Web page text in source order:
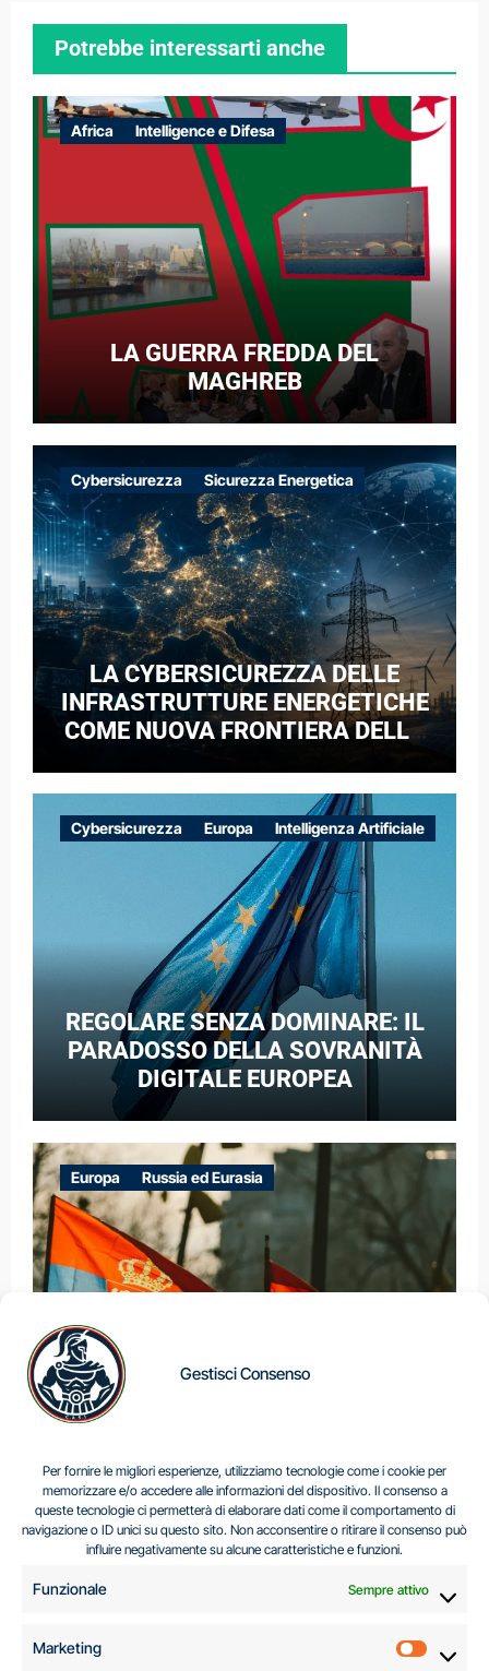
Gestisci Consenso
Per fornire le migliori esperienze, utilizziamo tecnologie come i cookie per
memorizzare e/o accedere alle informazioni del dispositivo. Il consenso a
queste tecnologie ci permetterà di elaborare dati come il comportamento di
navigazione o ID unici su questo sito. Non acconsentire o ritirare il consenso può
influire negativamente su alcune caratteristiche e funzioni.
Funzionale Sempre attivo
Marketing
Potrebbe interessarti anche
Africa Intelligence e Difesa
LA GUERRA FREDDA DEL
MAGHREB
Cybersicurezza Sicurezza Energetica
LA CYBERSICUREZZA DELLE
INFRASTRUTTURE ENERGETICHE
COME NUOVA FRONTIERA DELLA
CASO DELLE RETI ELETTRICHE
EUROPEE NEL CONTESTO DELLA
GUERRA IBRIDA
Cybersicurezza Europa Intelligenza Artificiale
REGOLARE SENZA DOMINARE: IL
PARADOSSO DELLA SOVRANITÀ
DIGITALE EUROPEA
Europa Russia ed Eurasia
Centro Analisi e Studi Italus © Tutti i diritti riservati